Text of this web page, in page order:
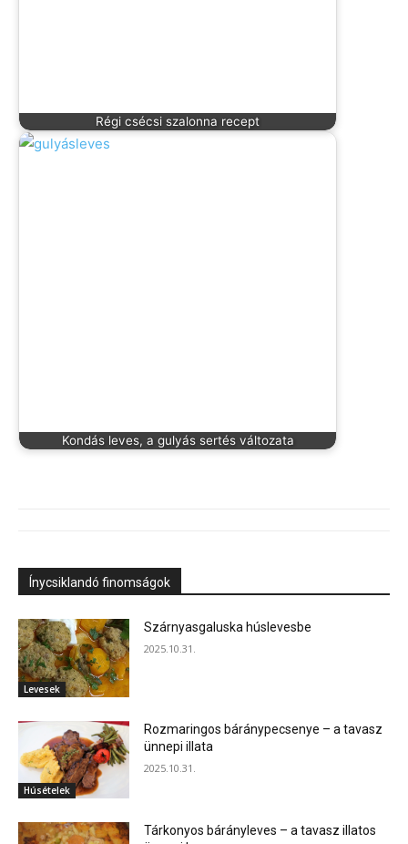
Régi csécsi szalonna recept
Kondás leves, a gulyás sertés változata
Ínycsiklandó finomságok
Levesek
Szárnyasgaluska húslevesbe
2025.10.31.
Húsételek
Rozmaringos báránypecsenye – a tavasz
ünnepi illata
2025.10.31.
Tárkonyos bárányleves – a tavasz illatos